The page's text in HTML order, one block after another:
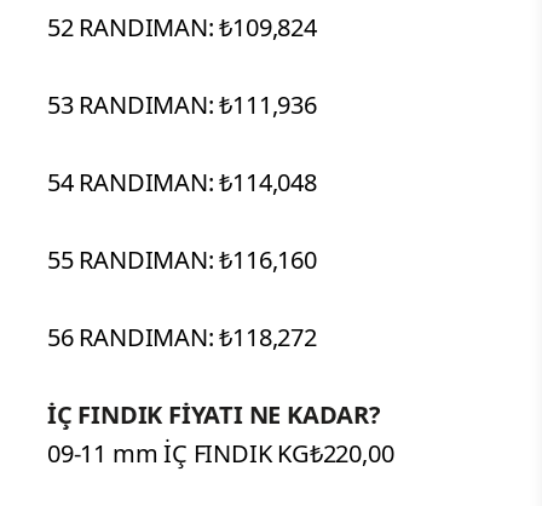
52 RANDIMAN: ₺109,824
53 RANDIMAN: ₺111,936
54 RANDIMAN: ₺114,048
55 RANDIMAN: ₺116,160
56 RANDIMAN: ₺118,272
İÇ FINDIK FİYATI NE KADAR?
09-11 mm İÇ FINDIK KG₺220,00